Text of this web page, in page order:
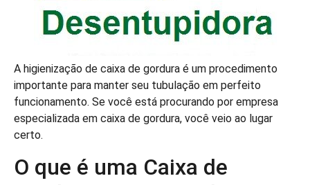
A higienização de caixa de gordura é um procedimento
importante para manter seu tubulação em perfeito
funcionamento. Se você está procurando por empresa
especializada em caixa de gordura, você veio ao lugar
certo.
O que é uma Caixa de